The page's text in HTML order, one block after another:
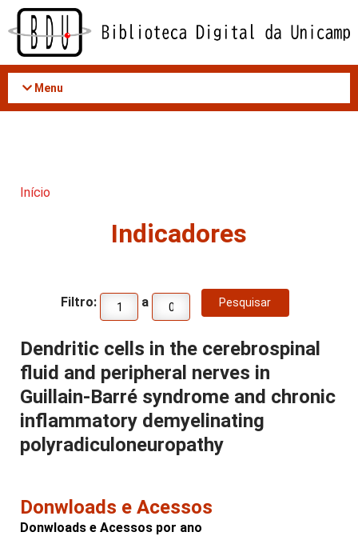
Acessar
conteúdo
Menu
Início
Indicadores
Filtro: a
Dendritic cells in the cerebrospinal
fluid and peripheral nerves in
Guillain-Barré syndrome and chronic
inflammatory demyelinating
polyradiculoneuropathy
Donwloads e Acessos
Donwloads e Acessos por ano